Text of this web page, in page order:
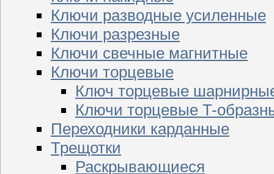
Ключи разводные усиленные
Ключи разрезные
Ключи свечные магнитные
Ключи торцевые
Ключ торцевые
Ключи торцевые T-
Переходники карданные
Трещотки
Раскрывающиеся